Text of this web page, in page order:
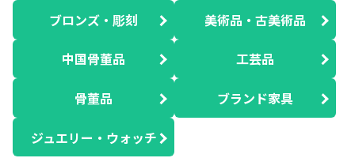
ブロンズ・彫刻 美術品・古美術品
中国骨董品 工芸品
骨董品 ブランド家具
ジュエリー・ウォッチ